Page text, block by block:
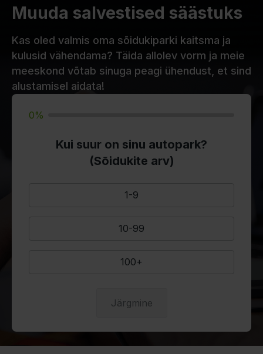
Muuda salvestised säästuks
Kas oled valmis oma sõidukiparki kaitsma ja
kulusid vähendama? Täida allolev vorm ja meie
meeskond võtab sinuga peagi ühendust, et sind
alustamisel aidata!
0%
Kui suur on sinu autopark?
(Sõidukite arv)
1-9
10-99
100+
Järgmine